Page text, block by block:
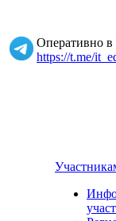
Оперативно в
https://t.me/